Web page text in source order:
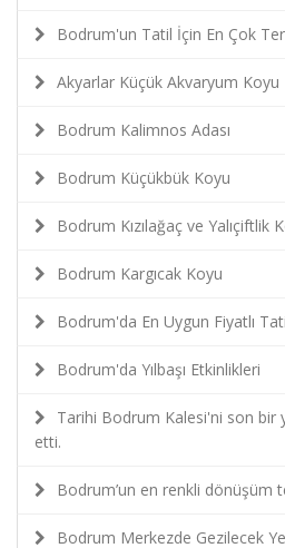
Bodrum'un Tatil İçin En Çok
Akyarlar Küçük Akvaryum Koyu
Bodrum Kalimnos Adası
Bodrum Küçükbük Koyu
Bodrum Kızılağaç ve Yalıçiftlik
Bodrum Kargıcak Koyu
Bodrum'da En Uygun Fiyatlı Tatil
Bodrum'da Yılbaşı Etkinlikleri
Tarihi Bodrum Kalesi'ni son bir
etti.
Bodrum’un en renkli dönüşüm
Bodrum Merkezde Gezilecek